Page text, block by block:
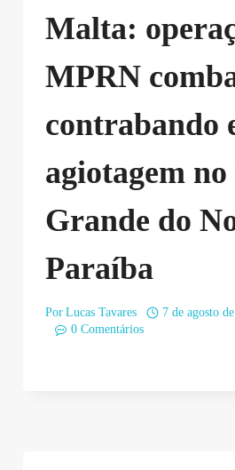
Malta:
MPRN
contrabando
agiotagem
Grande do
Paraíba
Por Lucas Tavares
7 de agosto
0 Comentários